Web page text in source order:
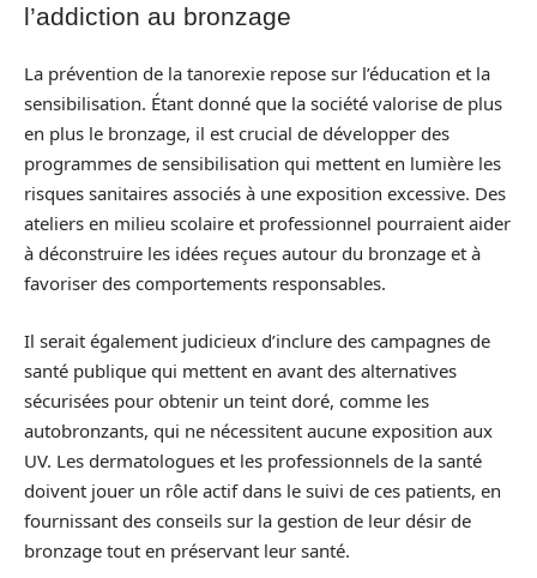
l’addiction au bronzage
La prévention de la tanorexie repose sur l’éducation et la
sensibilisation. Étant donné que la société valorise de plus
en plus le bronzage, il est crucial de développer des
programmes de sensibilisation qui mettent en lumière les
risques sanitaires associés à une exposition excessive. Des
ateliers en milieu scolaire et professionnel pourraient aider
à déconstruire les idées reçues autour du bronzage et à
favoriser des comportements responsables.
Il serait également judicieux d’inclure des campagnes de
santé publique qui mettent en avant des alternatives
sécurisées pour obtenir un teint doré, comme les
autobronzants, qui ne nécessitent aucune exposition aux
UV. Les dermatologues et les professionnels de la santé
doivent jouer un rôle actif dans le suivi de ces patients, en
fournissant des conseils sur la gestion de leur désir de
bronzage tout en préservant leur santé.